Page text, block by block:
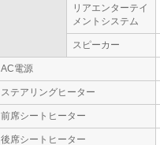
リアエンターテイ
メントシステム
スピーカー
AC電源
ステアリングヒーター
前席シートヒーター
後席シートヒーター